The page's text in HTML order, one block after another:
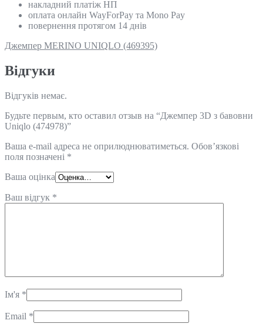
накладний платіж НП
оплата онлайн WayForPay та Mono Pay
повернення протягом 14 днів
Джемпер MERINO UNIQLO (469395)
Відгуки
Відгуків немає.
Будьте первым, кто оставил отзыв на “Джемпер 3D з бавовни
Uniqlo (474978)”
Ваша e-mail адреса не оприлюднюватиметься. Обов’язкові
поля позначені *
Ваша оцінка
Ваш відгук *
Ім'я *
Email *